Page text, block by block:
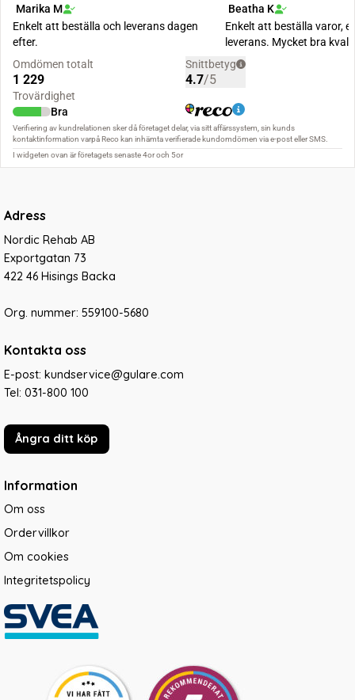
Adress
Nordic Rehab AB
Exportgatan 73
422 46 Hisings Backa
Org. nummer: 559100-5680
Kontakta oss
E-post: kundservice@gulare.com
Tel: 031-800 100
Ångra ditt köp
Information
Om oss
Ordervillkor
Om cookies
Integritetspolicy